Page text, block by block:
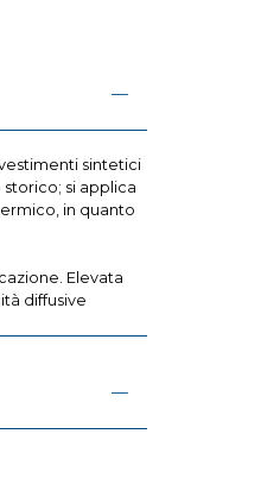
sintetici
si applica
in quanto
Elevata
diffusive